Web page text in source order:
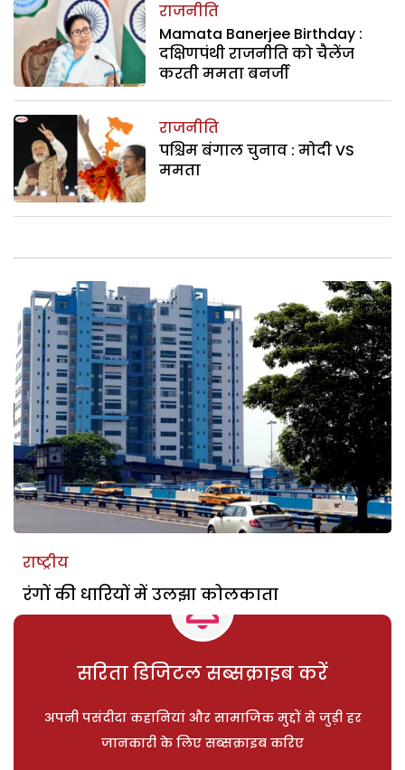
राजनीति
Mamata Banerjee Birthday :
दक्षिणपंथी राजनीति को चैलेंज
करती ममता बनर्जी
राजनीति
पश्चिम बंगाल चुनाव : मोदी VS
ममता
राष्ट्रीय
रंगों की धारियों में उलझा कोलकाता
सरिता डिजिटल सब्सक्राइब करें
अपनी पसंदीदा कहानियां और सामाजिक मुद्दों से जुड़ी हर
जानकारी के लिए सब्सक्राइब करिए